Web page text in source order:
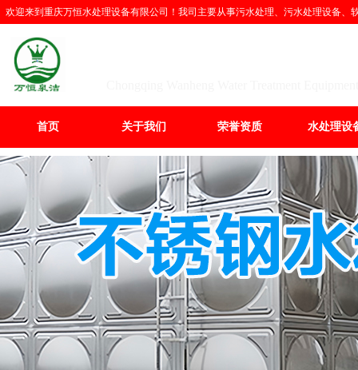
欢迎来到重庆万恒水处理设备有限公司！我司主要从事污水处理、污水处理设备
首页 关于我们 荣誉资质 水处理设